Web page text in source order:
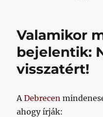
Valamikor
bejelentik:
visszatért!
ADebrecen
ahogy írják: